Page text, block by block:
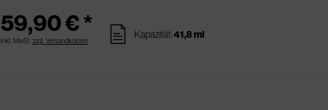
59,90 € *
inkl. MwSt. zzgl. Versandkosten pages Kapazität:41,8 ml